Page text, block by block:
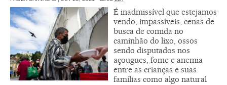
É inadmissível que estejamos
vendo, impassíveis, cenas de
busca de comida no
caminhão do lixo, ossos
sendo disputados nos
açougues, fome e anemia
entre as crianças e suas
famílias como algo natural